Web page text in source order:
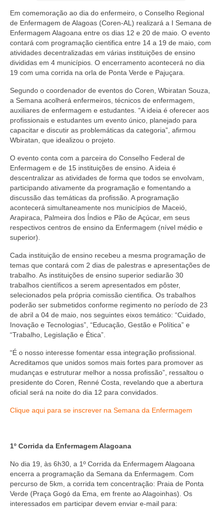
Eleições
Fiscalização
Responsabilidade Técnica
Decisões
Portarias
Resoluções
Desagravo Público
Processos Éticos
Censura Pública
Suspensão do Exercício Profissional
Procedimento para registro
Clube de Vantagens
Valores dos serviços
Reserva de auditório
Ouvidoria
Contatos
Fale Conosco
Em comemoração ao dia do enfermeiro, o Conselho Regional
de Enfermagem de Alagoas (Coren-AL) realizará a I Semana de
Enfermagem Alagoana entre os dias 12 e 20 de maio. O evento
contará com programação cientifica entre 14 a 19 de maio, com
atividades decentralizadas em várias instituições de ensino
divididas em 4 municípios. O encerramento acontecerá no dia
19 com uma corrida na orla de Ponta Verde e Pajuçara.
Segundo o coordenador de eventos do Coren, Wbiratan Souza,
a Semana acolherá enfermeiros, técnicos de enfermagem,
auxiliares de enfermagem e estudantes. “A ideia é oferecer aos
profissionais e estudantes um evento único, planejado para
capacitar e discutir as problemáticas da categoria”, afirmou
Wbiratan, que idealizou o projeto.
O evento conta com a parceira do Conselho Federal de
Enfermagem e de 15 instituições de ensino. A ideia é
descentralizar as atividades de forma que todos se envolvam,
participando ativamente da programação e fomentando a
discussão das temáticas da profissão. A programação
acontecerá simultaneamente nos municípios de Maceió,
Arapiraca, Palmeira dos Índios e Pão de Açúcar, em seus
respectivos centros de ensino da Enfermagem (nível médio e
superior).
Cada instituição de ensino recebeu a mesma programação de
temas que contará com 2 dias de palestras e apresentações de
trabalho. As instituições de ensino superior sediarão 30
trabalhos científicos a serem apresentados em pôster,
selecionados pela própria comissão cientifica. Os trabalhos
poderão ser submetidos conforme regimento no período de 23
de abril a 04 de maio, nos seguintes eixos temático: “Cuidado,
Inovação e Tecnologias”, “Educação, Gestão e Política” e
“Trabalho, Legislação e Ética”.
“É o nosso interesse fomentar essa integração profissional.
Acreditamos que unidos somos mais fortes para promover as
mudanças e estruturar melhor a nossa profissão”, ressaltou o
presidente do Coren, Renné Costa, revelando que a abertura
oficial será na noite do dia 12 para convidados.
Clique aqui para se inscrever na Semana da Enfermagem
1º Corrida da Enfermagem Alagoana
No dia 19, às 6h30, a 1º Corrida da Enfermagem Alagoana
encerra a programação da Semana da Enfermagem. Com
percurso de 5km, a corrida tem concentração: Praia de Ponta
Verde (Praça Gogó da Ema, em frente ao Alagoinhas). Os
interessados em participar devem enviar e-mail para: